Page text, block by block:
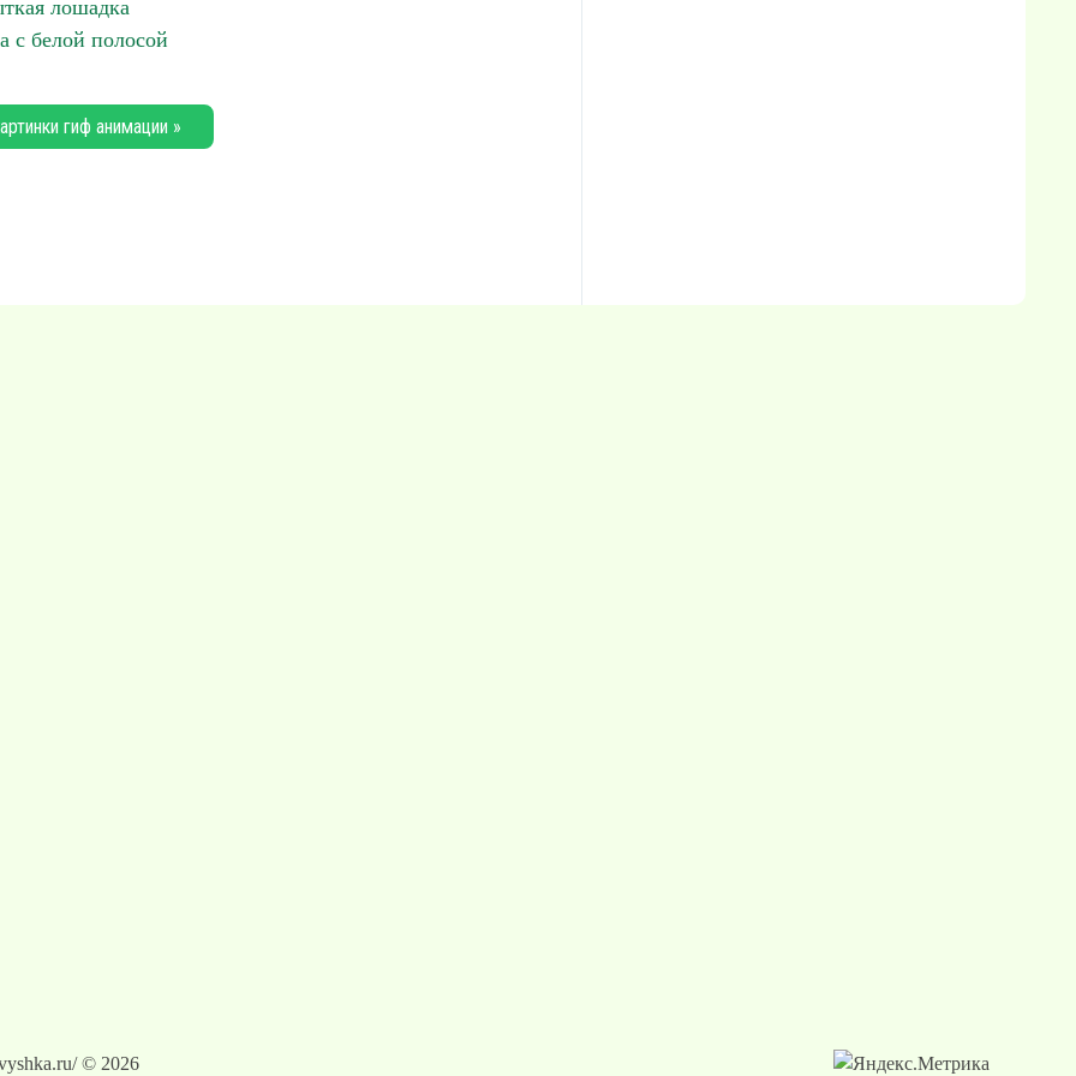
лошадка
с белой полосой
гиф анимации »
© 2026